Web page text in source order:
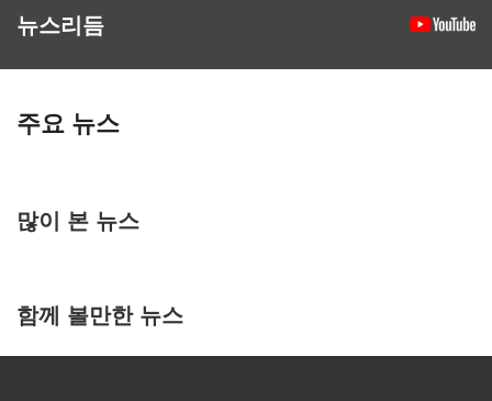
뉴스리듬
주요 뉴스
많이 본 뉴스
함께 볼만한 뉴스